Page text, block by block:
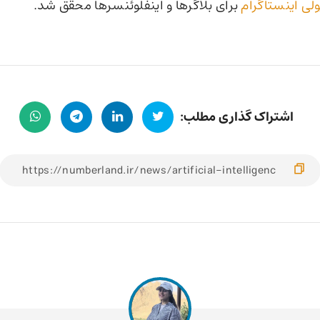
اینستاگرامبرای بلاگرها و اینفلوئنسرها محقق شد.
اشتراک گذاری مطلب: